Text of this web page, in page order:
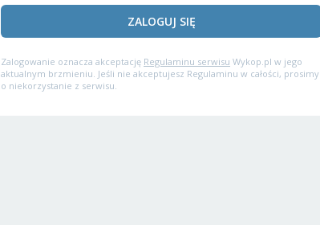
ZALOGUJ SIĘ
Zalogowanie oznacza akceptację Regulaminu serwisu Wykop.pl w jego
aktualnym brzmieniu. Jeśli nie akceptujesz Regulaminu w całości, prosimy
o niekorzystanie z serwisu.